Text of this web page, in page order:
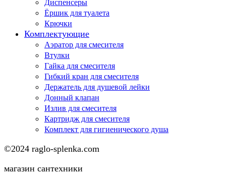
Диспенсеры
Ёршик для туалета
Крючки
Комплектующие
Аэратор для смесителя
Втулки
Гайка для смесителя
Гибкий кран для смесителя
Держатель для душевой лейки
Донный клапан
Излив для смесителя
Картридж для смесителя
Комплект для гигиенического душа
©2024 raglo-splenka.com
магазин сантехники